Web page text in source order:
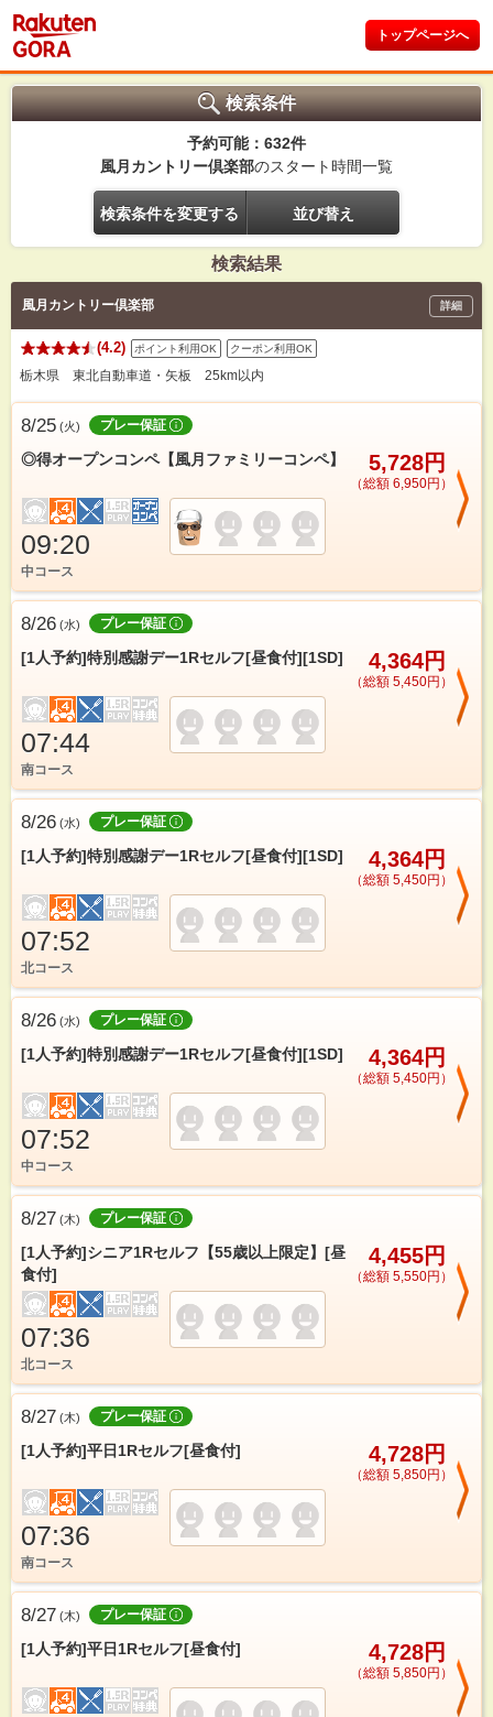
トップページへ
検索条件
予約可能：632件
風月カントリー倶楽部のスタート時間一覧
検索条件を変更する 並び替え
検索結果
風月カントリー倶楽部 詳細
(4.2) ポイント利用OK クーポン利用OK
栃木県 東北自動車道・矢板 25km以内
8/25 (火) プレー保証
◎得オープンコンペ【風月ファミリーコンペ】 5,728円
（総額 6,950円）
09:20
中コース
8/26 (水) プレー保証
[1人予約]特別感謝デー1Rセルフ[昼食付][1SD] 4,364円
（総額 5,450円）
07:44
南コース
8/26 (水) プレー保証
[1人予約]特別感謝デー1Rセルフ[昼食付][1SD] 4,364円
（総額 5,450円）
07:52
北コース
8/26 (水) プレー保証
[1人予約]特別感謝デー1Rセルフ[昼食付][1SD] 4,364円
（総額 5,450円）
07:52
中コース
8/27 (木) プレー保証
[1人予約]シニア1Rセルフ【55歳以上限定】[昼
食付]
4,455円
（総額 5,550円）
07:36
北コース
8/27 (木) プレー保証
[1人予約]平日1Rセルフ[昼食付] 4,728円
（総額 5,850円）
07:36
南コース
8/27 (木) プレー保証
[1人予約]平日1Rセルフ[昼食付] 4,728円
（総額 5,850円）